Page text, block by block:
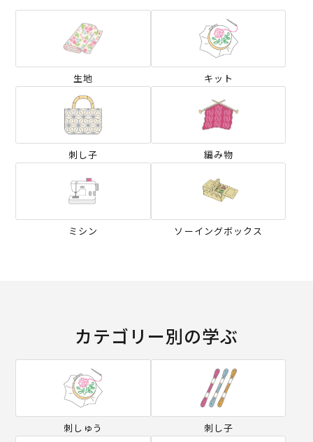
生地 キット
刺し子 編み物
ミシン ソーイングボックス
カテゴリー別の学ぶ
刺しゅう 刺し子